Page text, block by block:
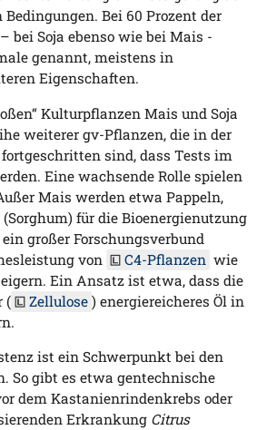
Bei 60 Prozent der
bei Soja ebenso wie bei Mais -
genannt, meistens in
Eigenschaften.
Kulturpflanzen Mais und Soja
weiterer gv-Pflanzen, die in der
sind, dass Tests im
Eine wachsende Rolle spielen
Mais werden etwa Pappeln,
für die Bioenergienutzung
großer Forschungsverbund
von
C4-Pflanzen wie
Ein Ansatz ist etwa, dass die
(
Zellulose ) energiereicheres Öl in
ist ein Schwerpunkt bei den
So gibt es etwa gentechnische
dem Kastanienrindenkrebs oder
Erkrankung Citrus